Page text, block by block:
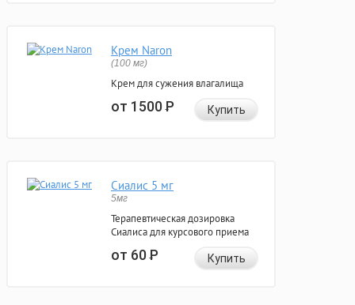
Крем Naron
(100 мг)
Крем для сужения влагалища
от 1500Р Купить
Сиалис 5 мг
5мг
Терапевтическая дозировка
Сиалиса для курсового приема
от 60Р Купить